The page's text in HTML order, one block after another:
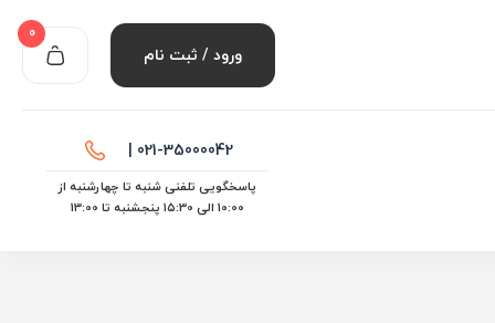
ورود / ثبت نام
0
021-35000042 |
پاسخگویی تلفنی شنبه تا چهارشنبه از
10:00 الی ۱۵:30 پنجشنبه تا 13:00